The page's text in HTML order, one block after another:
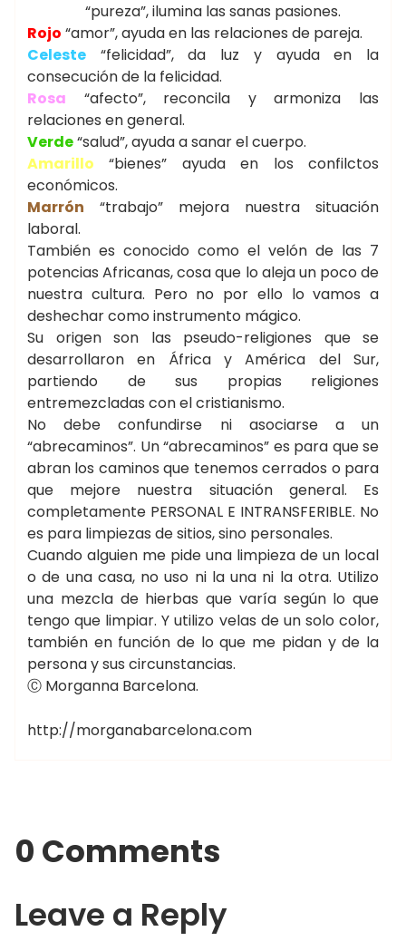
“pureza”, ilumina las sanas pasiones.
Rojo “amor”, ayuda en las relaciones de pareja.
Celeste “felicidad”, da luz y ayuda en la
consecución de la felicidad.
Rosa “afecto”, reconcila y armoniza las
relaciones en general.
Verde“salud”, ayuda a sanar el cuerpo.
Amarillo “bienes” ayuda en los confilctos
económicos.
Marrón “trabajo” mejora nuestra situación
laboral.
También es conocido como el velón de las 7
potencias Africanas, cosa que lo aleja un poco de
nuestra cultura. Pero no por ello lo vamos a
deshechar como instrumento mágico.
Su origen son las pseudo-religiones que se
desarrollaron en África y América del Sur,
partiendo de sus propias religiones
entremezcladas con el cristianismo.
No debe confundirse ni asociarse a un
“abrecaminos”. Un “abrecaminos” es para que se
abran los caminos que tenemos cerrados o para
que mejore nuestra situación general. Es
completamente PERSONAL E INTRANSFERIBLE. No
es para limpiezas de sitios, sino personales.
Cuando alguien me pide una limpieza de un local
o de una casa, no uso ni la una ni la otra. Utilizo
una mezcla de hierbas que varía según lo que
tengo que limpiar. Y utilizo velas de un solo color,
también en función de lo que me pidan y de la
persona y sus circunstancias.
Ⓒ Morganna Barcelona.
http://morganabarcelona.com
0 Comments
Leave a Reply